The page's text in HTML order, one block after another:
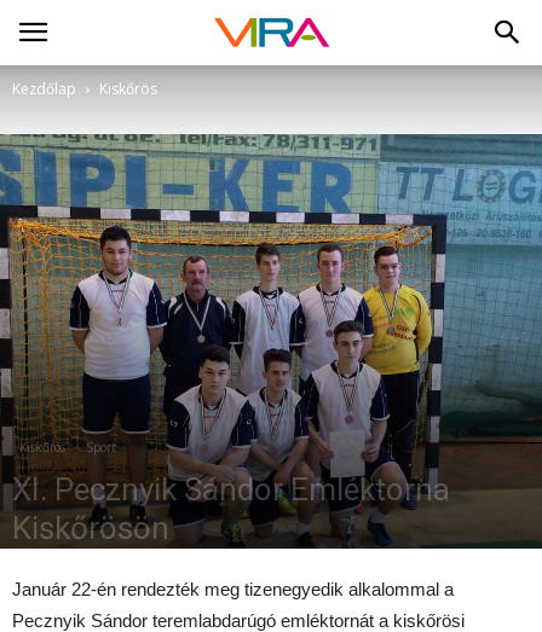
Kezdőlap Kiskőrös
Kiskőrös Sport
XI. Pecznyik Sándor Emléktorna
Kiskőrösön
Január 22-én rendezték meg tizenegyedik alkalommal a
Pecznyik Sándor teremlabdarúgó emléktornát a kiskőrösi